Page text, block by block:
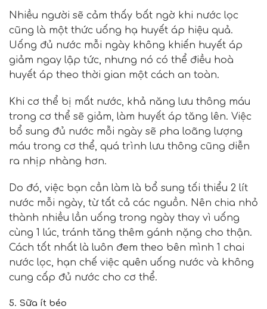
Nhiều người sẽ cảm thấy bất ngờ khi nước lọc
cũng là một thức uống hạ huyết áp hiệu quả.
Uống đủ nước mỗi ngày không khiến huyết áp
giảm ngay lập tức, nhưng nó có thể điều hoà
huyết áp theo thời gian một cách an toàn.
Khi cơ thể bị mất nước, khả năng lưu thông máu
trong cơ thể sẽ giảm, làm huyết áp tăng lên. Việc
bổ sung đủ nước mỗi ngày sẽ pha loãng lượng
máu trong cơ thể, quá trình lưu thông cũng diễn
ra nhịp nhàng hơn.
Do đó, việc bạn cần làm là bổ sung tối thiểu 2 lít
nước mỗi ngày, từ tất cả các nguồn. Nên chia nhỏ
thành nhiều lần uống trong ngày thay vì uống
cùng 1 lúc, tránh tăng thêm gánh nặng cho thận.
Cách tốt nhất là luôn đem theo bên mình 1 chai
nước lọc, hạn chế việc quên uống nước và không
cung cấp đủ nước cho cơ thể.
5. Sữa ít béo